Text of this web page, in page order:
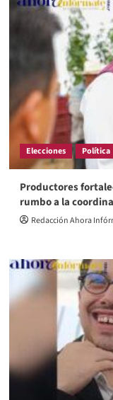
Elecciones Política
Productores
rumbo a la
Redacción Ahora